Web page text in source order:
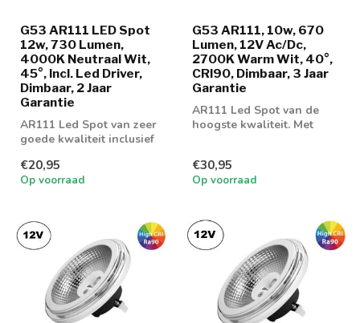
G53 AR111 LED Spot
12w, 730 Lumen,
4000K Neutraal Wit,
45°, Incl. Led Driver,
Dimbaar, 2 Jaar
Garantie
AR111 Led Spot van zeer
goede kwaliteit inclusief
€20,95
Op voorraad
G53 AR111, 10w, 670
Lumen, 12V Ac/Dc,
2700K Warm Wit, 40°,
CRI90, Dimbaar, 3 Jaar
Garantie
AR111 Led Spot van de
hoogste kwaliteit. Met
€30,95
Op voorraad